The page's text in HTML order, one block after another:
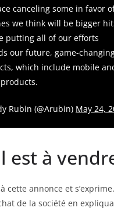
canceling some in favor
we think will be bigger
putting all of our efforts
our future, game-
which include mobile
Rubin (@Arubin) May 24,
est à
cette annonce et
de la société en